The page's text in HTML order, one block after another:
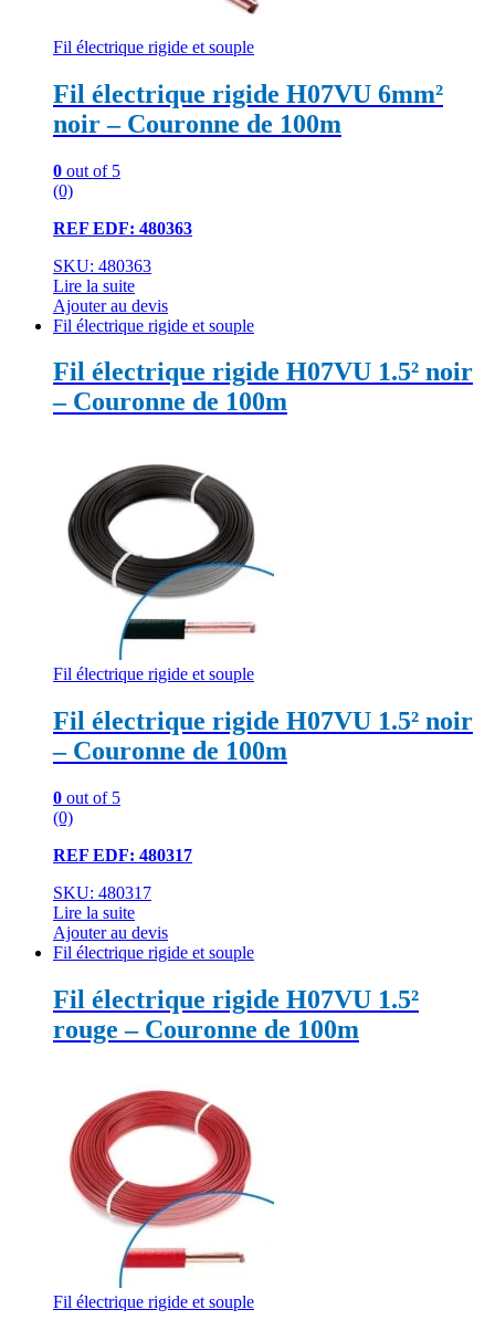
Fil électrique rigide et souple
Fil électrique rigide H07VU 6mm²
noir – Couronne de 100m
0 out of 5
(0)
REF EDF: 480363
SKU: 480363
Lire la suite
Ajouter au devis
Fil électrique rigide et souple
Fil électrique rigide H07VU 1.5² noir
– Couronne de 100m
Fil électrique rigide et souple
Fil électrique rigide H07VU 1.5² noir
– Couronne de 100m
0 out of 5
(0)
REF EDF: 480317
SKU: 480317
Lire la suite
Ajouter au devis
Fil électrique rigide et souple
Fil électrique rigide H07VU 1.5²
rouge – Couronne de 100m
Fil électrique rigide et souple